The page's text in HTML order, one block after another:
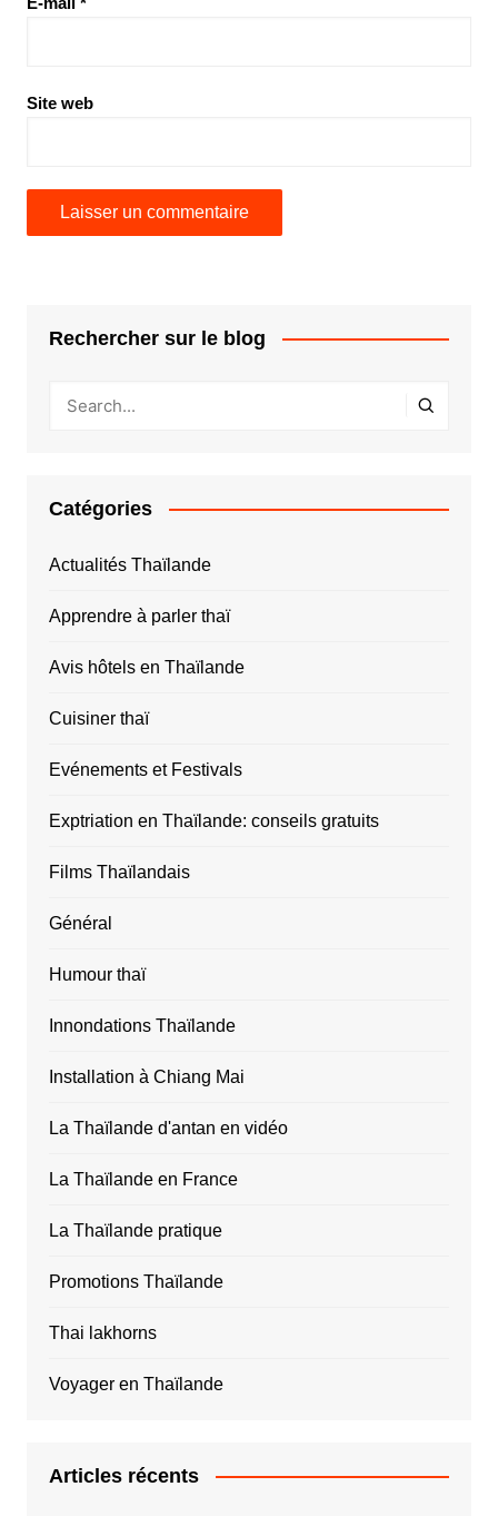
Site web
Rechercher sur le blog
Catégories
Actualités Thaïlande
Apprendre à parler thaï
Avis hôtels en Thaïlande
Cuisiner thaï
Evénements et Festivals
Exptriation en Thaïlande: conseils gratuits
Films Thaïlandais
Général
Humour thaï
Innondations Thaïlande
Installation à Chiang Mai
La Thaïlande d'antan en vidéo
La Thaïlande en France
La Thaïlande pratique
Promotions Thaïlande
Thai lakhorns
Voyager en Thaïlande
Articles récents